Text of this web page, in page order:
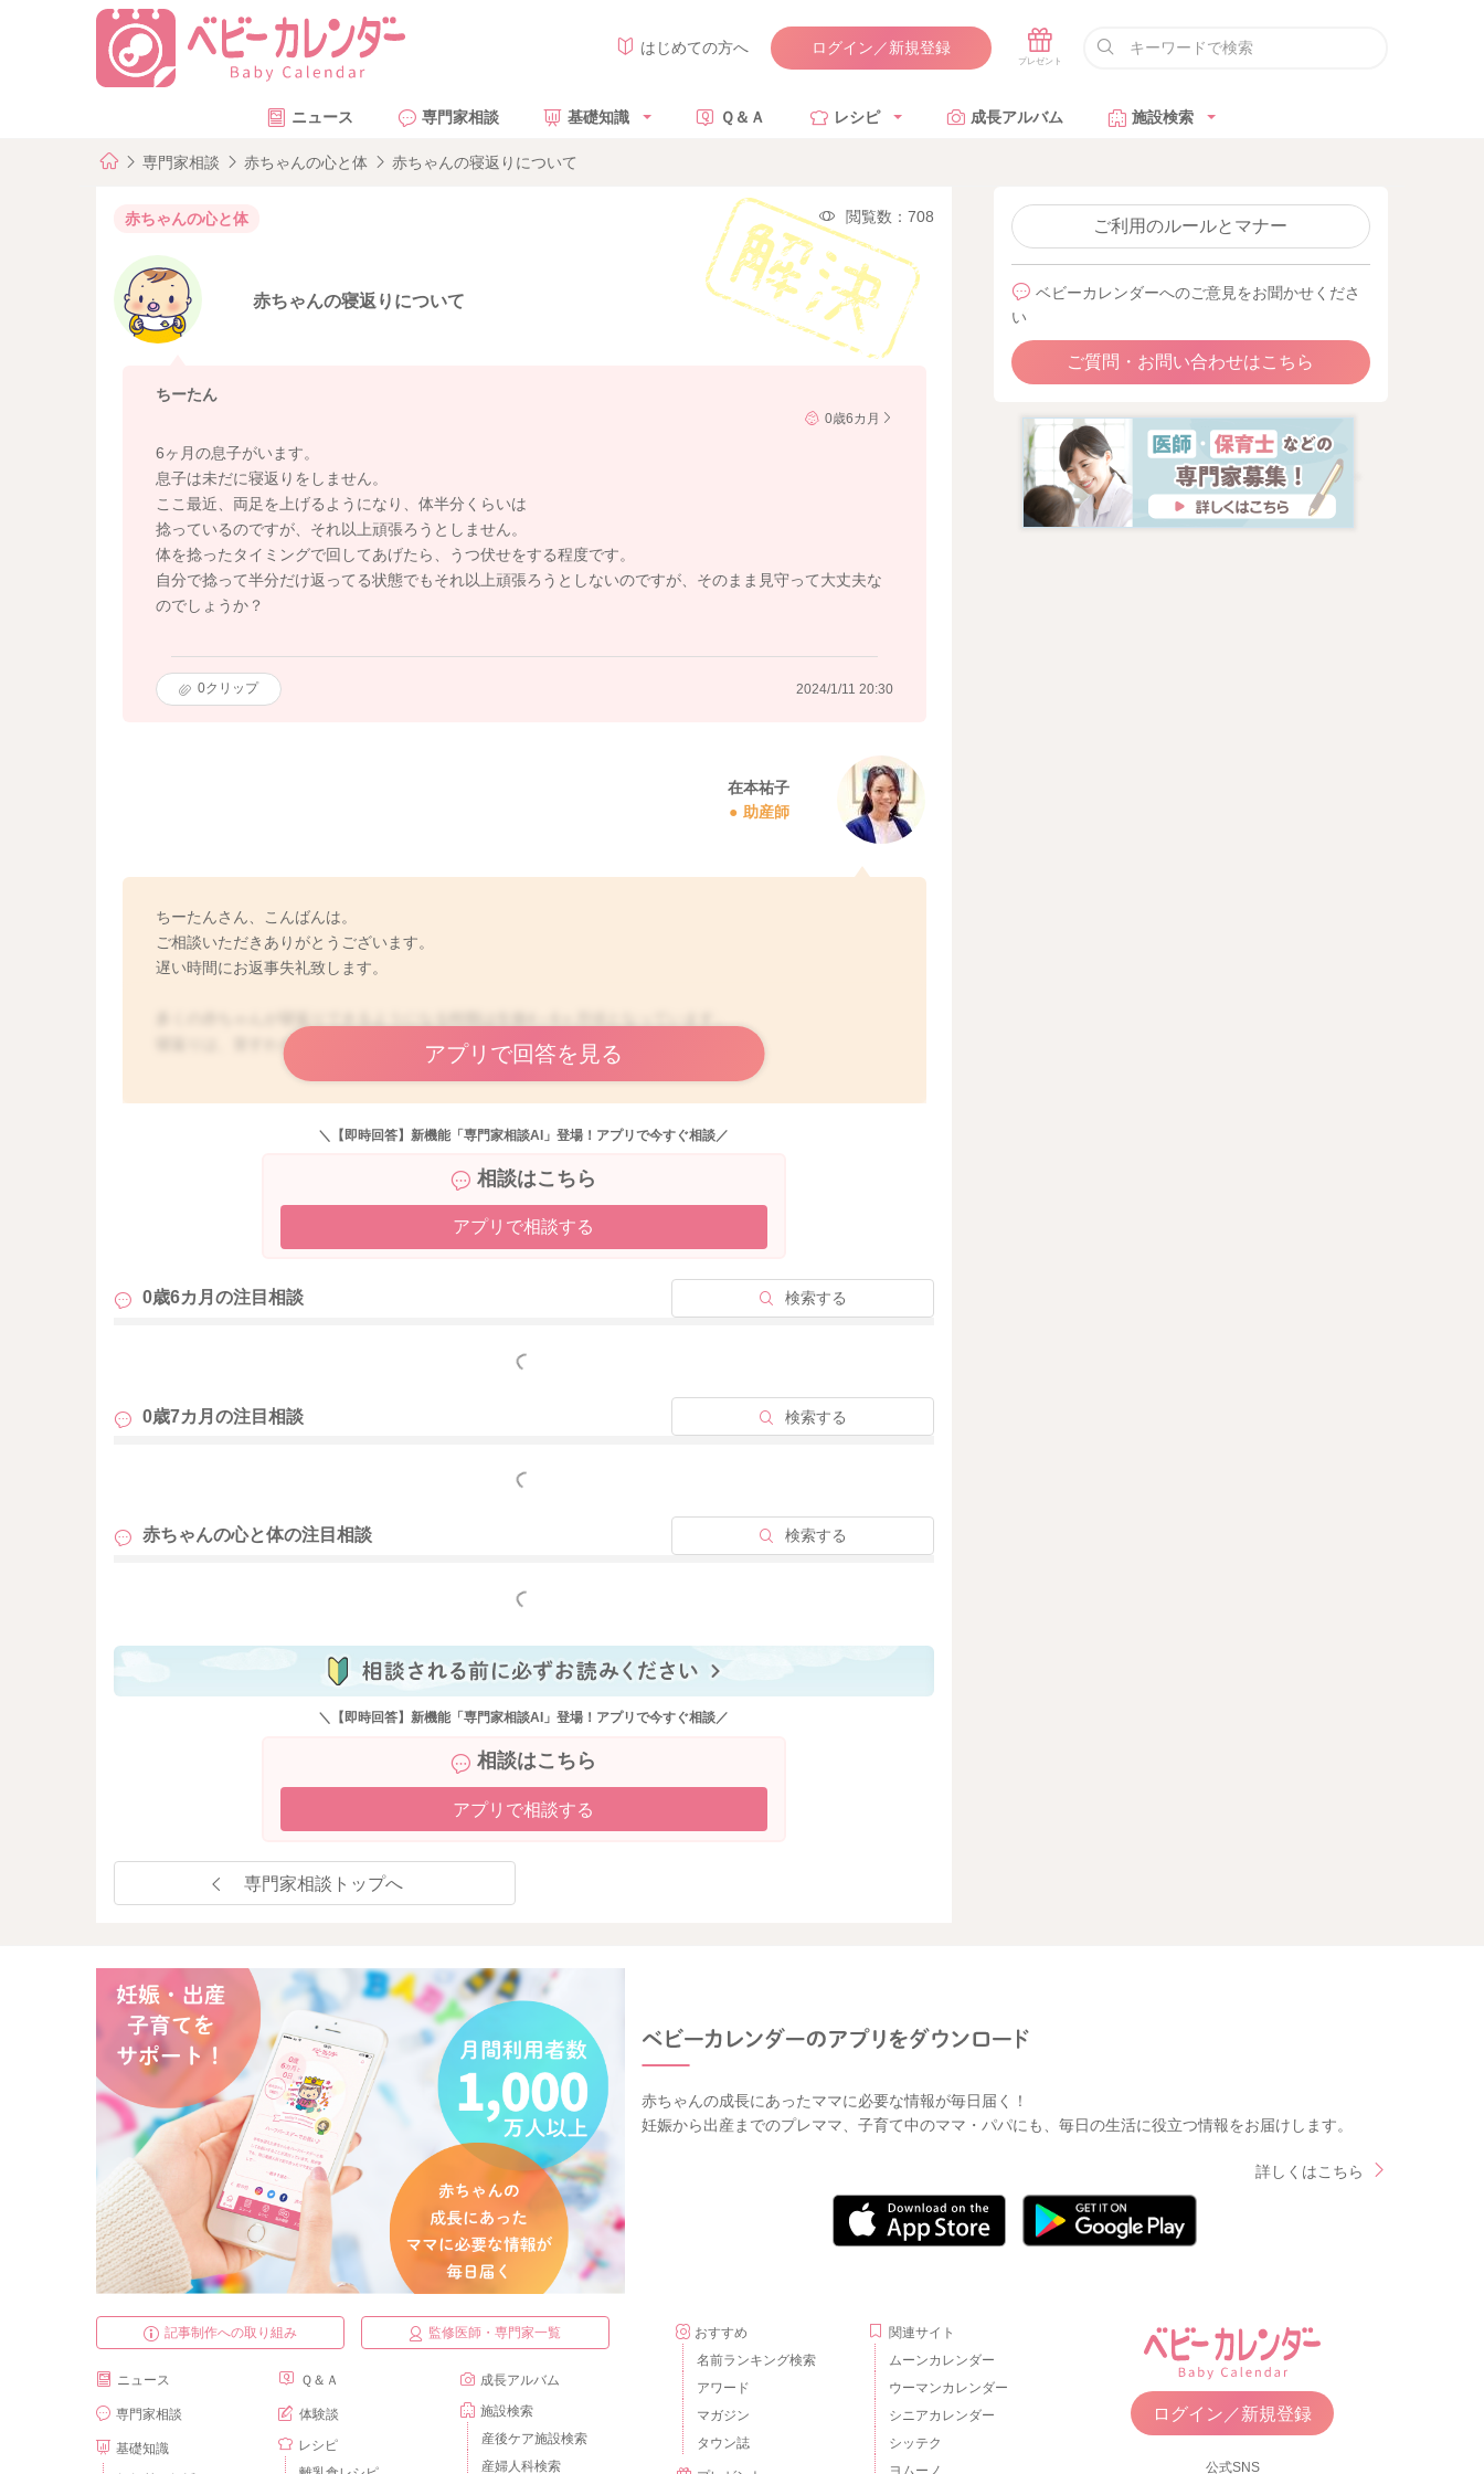
はじめての方へ ログイン／新規登録
ニュース 専門家相談 基礎知識 Ｑ＆Ａ レシピ 成長アルバム 施設検索
専門家相談 赤ちゃんの心と体 赤ちゃんの寝返りについて
赤ちゃんの心と体 閲覧数：708
赤ちゃんの寝返りについて
ちーたん
0歳6カ月
6ヶ月の息子がいます。
息子は未だに寝返りをしません。
ここ最近、両足を上げるようになり、体半分くらいは
捻っているのですが、それ以上頑張ろうとしません。
体を捻ったタイミングで回してあげたら、うつ伏せをする程度です。
自分で捻って半分だけ返ってる状態でもそれ以上頑張ろうとしないのですが、そのまま見守って大丈夫な
のでしょうか？
0クリップ 2024/1/11 20:30
在本祐子
助産師
ちーたんさん、こんばんは。
ご相談いただきありがとうございます。
遅い時間にお返事失礼致します。
寝返りは、首すわりやハイハイなどと並び運動発達を評価する項目のひとつです。
お子さんの進み具合をみていきますので、焦らずにお子さんなりに、発達が進んできていれば、見守って
健診時に他の発育や発達に特に問題がなければ、必要以上に心配しなくても平気ですよ。
やひねる動きが頻繁になってきたらタイミングが近づいていますよ。ひねっている脚やお尻をそっと支え
てゴロンの方向性を示してあげてくださいね。やさしく手を添えて、動作をサポートしてあげましょう。
自力でがポイントになりますので、無理に寝返らそうとしなくて大丈夫です。
寝返りをしないままつかまり立ち、伝い歩きと進んで行く子もいます。
アプリで回答を見る
2024/1/13 0:02
＼【即時回答】新機能「専門家相談AI」登場！アプリで今すぐ相談／
相談はこちら
アプリで相談する
0歳6カ月の注目相談 検索する
もっと見る
0歳7カ月の注目相談 検索する
もっと見る
赤ちゃんの心と体の注目相談 検索する
もっと見る
＼【即時回答】新機能「専門家相談AI」登場！アプリで今すぐ相談／
相談はこちら
アプリで相談する
専門家相談トップへ
ご利用のルールとマナー
ベビーカレンダーへのご意見をお聞かせくださ
い
ご質問・お問い合わせはこちら
赤ちゃんの成長にあったママに必要な情報が毎日届く！
妊娠から出産までのプレママ、子育て中のママ・パパにも、毎日の生活に役立つ情報をお届けします。
詳しくはこちら
記事制作への取り組み 監修医師・専門家一覧
ニュース
専門家相談
基礎知識
Ｑ＆Ａ
体験談
レシピ
成長アルバム
施設検索
産後ケア施設検索
産婦人科検索
おすすめ
名前ランキング検索
アワード
マガジン
タウン誌
関連サイト
ムーンカレンダー
ウーマンカレンダー
シニアカレンダー
シッテク
ヨムーノ
ログイン／新規登録
公式SNS